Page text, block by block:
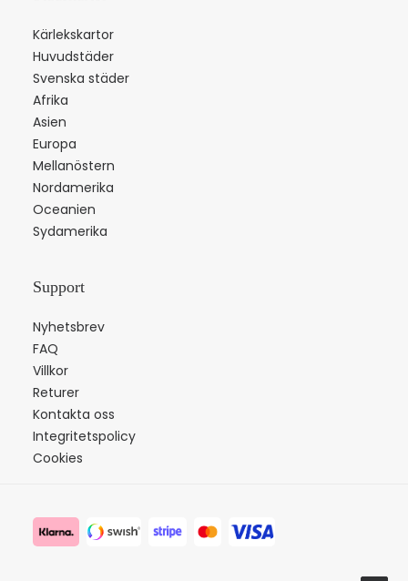
Kärlekskartor
Huvudstäder
Svenska städer
Afrika
Asien
Europa
Mellanöstern
Nordamerika
Oceanien
Sydamerika
Support
Nyhetsbrev
FAQ
Villkor
Returer
Kontakta oss
Integritetspolicy
Cookies